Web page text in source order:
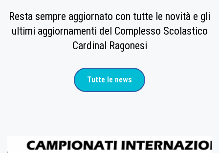
Resta sempre aggiornato con tutte le novità e gli
ultimi aggiornamenti del Complesso Scolastico
Cardinal Ragonesi
Tutte le news